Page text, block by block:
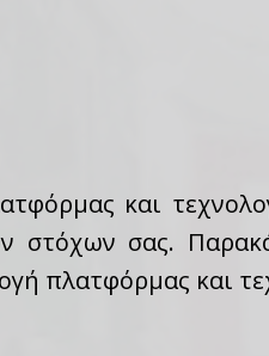
και
στόχων σας.
πλατφόρμας και